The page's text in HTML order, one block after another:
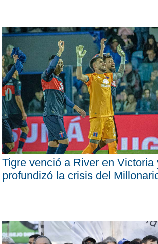
Tigre venció a River en Victoria
profundizó la crisis del